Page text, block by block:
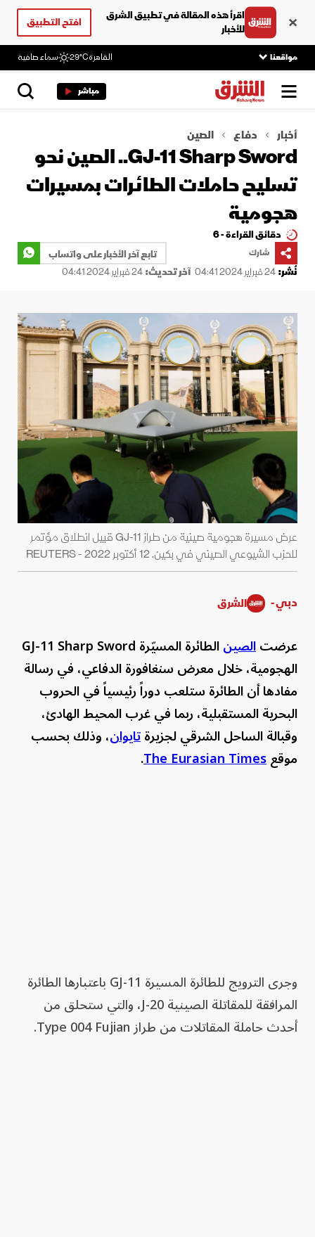
اقرأ هذه المقالة في تطبيق الشرق
للأخبار
افتح التطبيق
مواقعنا القاهرة29°C سماء صافية
مباشر
أخبار دفاع الصين
GJ-11 Sharp Sword.. الصين نحو
تسليح حاملات الطائرات بمسيرات
هجومية
دقائق القراءة - 6
شارك
تابع آخر الأخبار على واتساب
نُشر:24 فبراير 2024 04:41 آخر تحديث:24 فبراير 2024 04:41
عرض مسيرة هجومية صينية من طراز GJ-11 قبيل انطلاق مؤتمر
للحزب الشيوعي الصيني في بكين. 12 أكتوبر 2022 - REUTERS
دبي - الشرق
عرضتالصين
الطائرة المسيّرة GJ-11 Sharp Sword
الهجومية، خلال معرض سنغافورة الدفاعي، في رسالة
مفادها أن الطائرة ستلعب دوراً رئيسياً في الحروب
البحرية المستقبلية، ربما في غرب المحيط الهادئ،
وقبالة الساحل الشرقي لجزيرةتايوان، وذلك بحسب
موقعThe Eurasian Times
.
وجرى الترويج للطائرة المسيرة GJ-11 باعتبارها الطائرة
المرافقة للمقاتلة الصينية J-20، والتي ستحلق من
أحدث حاملة المقاتلات من طراز Type 004 Fujian.